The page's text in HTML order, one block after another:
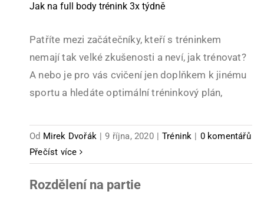
Jak na full body trénink 3x týdně
Patříte mezi začátečníky, kteří s tréninkem
nemají tak velké zkušenosti a neví, jak trénovat?
A nebo je pro vás cvičení jen doplňkem k jinému
sportu a hledáte optimální tréninkový plán,
Od Mirek Dvořák | 9 října, 2020 | Trénink | 0 komentářů
Přečíst více
Rozdělení na partie